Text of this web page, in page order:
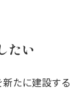
たい
たに建設する